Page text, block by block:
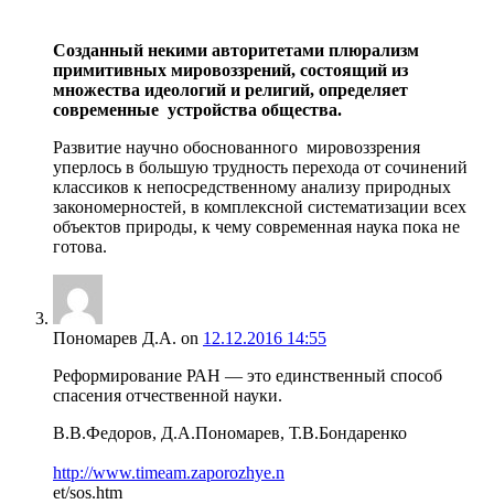
Созданный некими авторитетами плюрализм
примитивных мировоззрений, состоящий из
множества идеологий и религий, определяет
современные устройства общества.
Развитие научно обоснованного мировоззрения
уперлось в большую трудность перехода от сочинений
классиков к непосредственному анализу природных
закономерностей, в комплексной систематизации всех
объектов природы, к чему современная наука пока не
готова.
Пономарев Д.А. on 12.12.2016 14:55
Реформирование РАН — это единственный способ
спасения отчественной науки.
В.В.Федоров, Д.А.Пономарев, Т.В.Бондаренко
http://www.timeam.zaporozhye.n
et/sos.htm